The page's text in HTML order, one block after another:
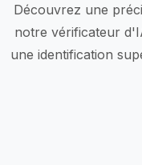
Découvrez une
notre vérificateur
une identification